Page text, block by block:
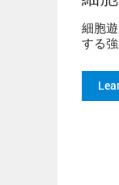
細胞
する